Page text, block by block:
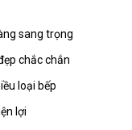
sang trọng
chắc chắn
loại bếp
lợi